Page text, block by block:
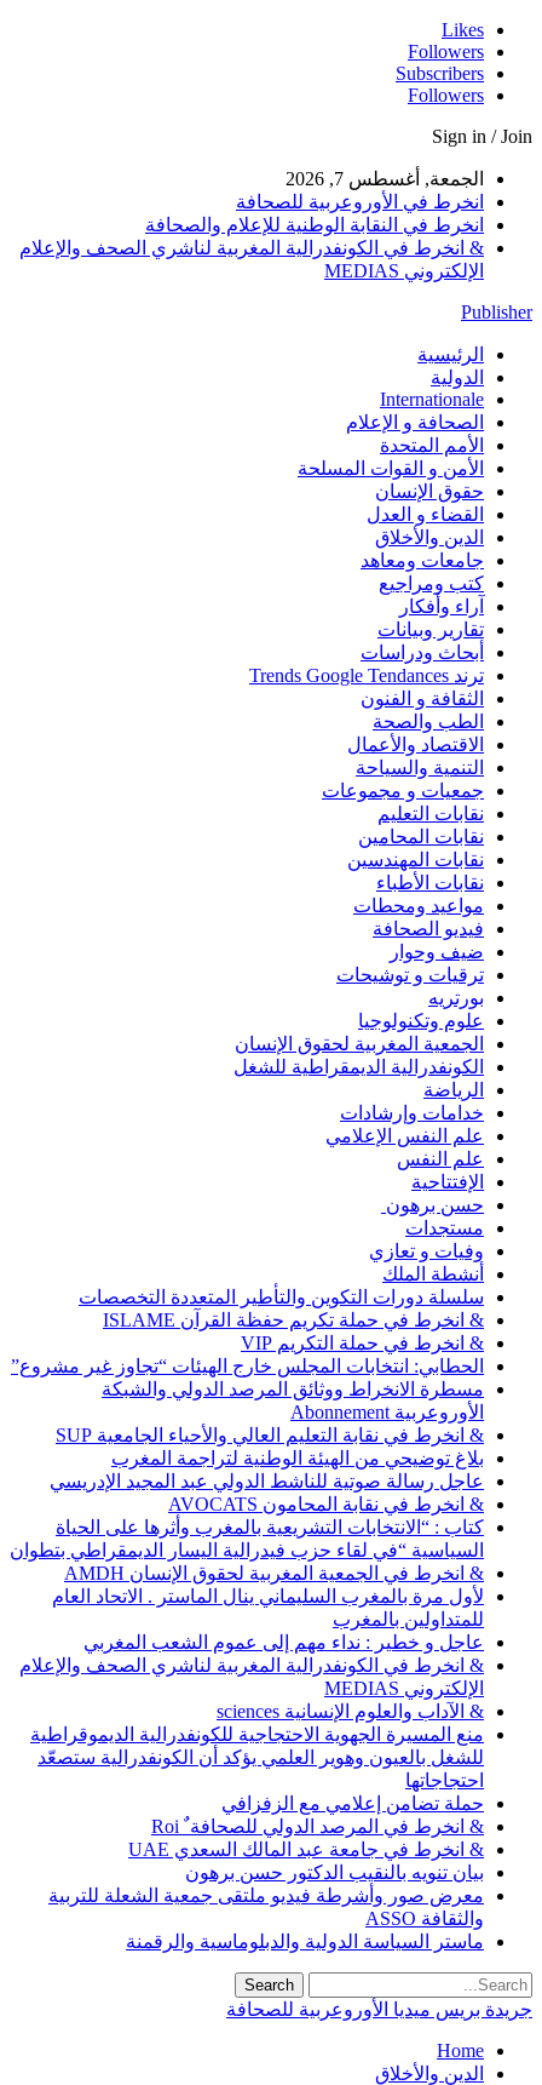
Likes
Followers
Subscribers
Followers
Sign in / Join
الجمعة, أغسطس 7, 2026
انخرط في الأوروعربية للصحافة
انخرط في النقابة الوطنية للإعلام والصحافة
& انخرط في الكونفدرالية المغربية لناشري الصحف والإعلام
الإلكتروني MEDIAS
Publisher
الرئيسية
الدولية
Internationale
الصحافة و الإعلام
الأمم المتحدة
الأمن و القوات المسلحة
حقوق الإنسان
القضاء و العدل
الدين والأخلاق
جامعات ومعاهد
كتب ومراجيع
آراء وأفكار
تقارير وبيانات
أبحاث ودراسات
ترند Trends Google Tendances
الثقافة و الفنون
الطب والصحة
الاقتصاد والأعمال
التنمية والسياحة
جمعيات و مجموعات
نقابات التعليم
نقابات المحامين
نقابات المهندسين
نقابات الأطباء
مواعيد ومحطات
فيديو الصحافة
ضيف وحوار
ترقيات و توشيحات
بورتريه
علوم وتكنولوجيا
الجمعية المغربية لحقوق الإنسان
الكونفدرالية الديمقراطية للشغل
الرياضة
خدامات وإرشادات
علم النفس الإعلامي
علم النفس
الإفتتاحية
حسن برهون
مستجدات
وفيات و تعازي
أنشطة الملك
سلسلة دورات التكوين والتأطير المتعددة التخصصات
& انخرط في حملة تكريم حفظة القرآن ISLAME
& انخرط في حملة التكريم VIP
الحطابي: انتخابات المجلس خارج الهيئات “تجاوز غير مشروع”
مسطرة الانخراط ووثائق المرصد الدولي والشبكة
الأوروعربية Abonnement
& انخرط في نقابة التعليم العالي والأحياء الجامعية SUP
بلاغ توضيحي من الهيئة الوطنية لتراجمة المغرب
عاجل رسالة صوتية للناشط الدولي عبد المجيد الإدريسي
& انخرط في نقابة المحامون AVOCATS
كتاب : “الانتخابات التشريعية بالمغرب وأثرها على الحياة
السياسية “في لقاء حزب فيدرالية اليسار الديمقراطي بتطوان
& انخرط في الجمعية المغربية لحقوق الإنسان AMDH
لأول مرة بالمغرب السليماني ينال الماستر . الاتحاد العام
للمتداولين بالمغرب
عاجل و خطير : نداء مهم إلى عموم الشعب المغربي
& انخرط في الكونفدرالية المغربية لناشري الصحف والإعلام
الإلكتروني MEDIAS
& الآداب والعلوم الإنسانية sciences
منع المسيرة الجهوية الاحتجاجية للكونفدرالية الديموقراطية
للشغل بالعيون وهوير العلمي يؤكد أن الكونفدرالية ستصعّد
احتجاجاتها
حملة تضامن إعلامي مع الزفزافي
& انخرط في المرصد الدولي للصحافة ٌ Roi
& انخرط في جامعة عبد المالك السعدي UAE
بيان تنويه بالنقيب الدكتور حسن برهون
معرض صور وأشرطة فيديو ملتقى جمعية الشعلة للتربية
والثقافة ASSO
ماستر السياسة الدولية والدبلوماسية والرقمنة
جريدة بريس ميديا الأوروعربية للصحافة
Home
الدين والأخلاق